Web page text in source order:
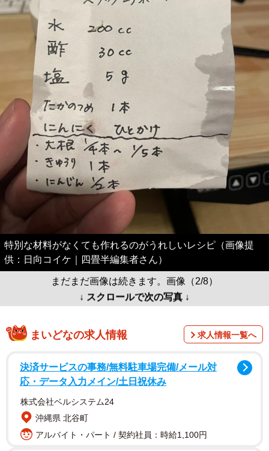
特別な材料がなくても作れるのがうれしいレシピ（画像提
供：日向コイケ｜四畳半編集者さん）
まだまだ画像は続きます。画像（2/8）
↓ スクロールで次の写真 ↓
まいどなの求人情報 求人情報一覧へ
決済サービスの事務/無料駐車場完備/メール対
応・データ入力メイン/土日祝休み
株式会社ベルシステム24
沖縄県 北谷町
アルバイト・パート / 契約社員：時給1,100円